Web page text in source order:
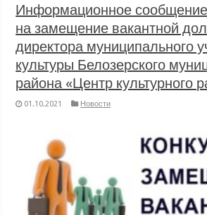
Информационное сообщение
на замещение вакантной
директора муниципального
культуры Белозерского
района «Центр культурного
01.10.2021 Новости